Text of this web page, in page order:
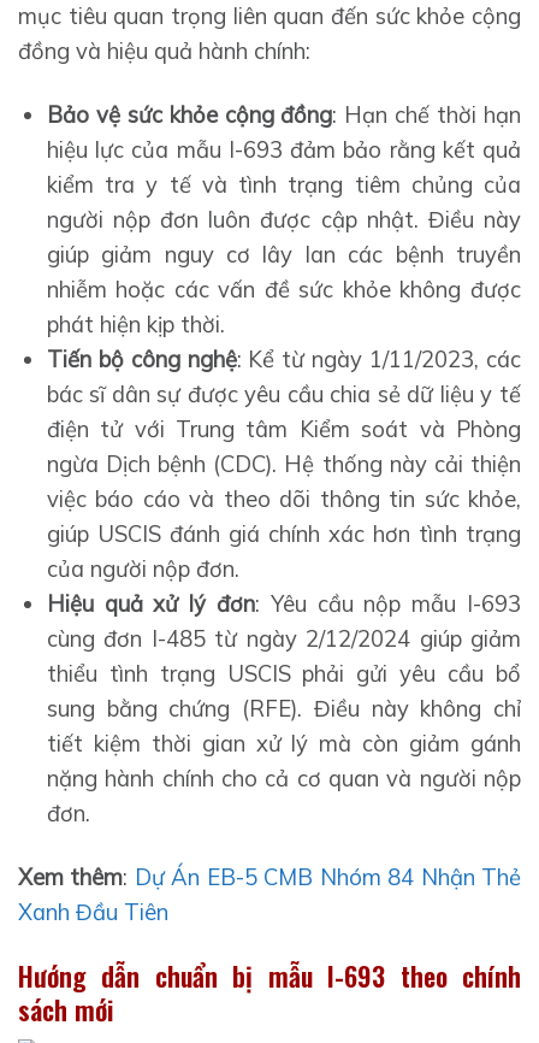
mục tiêu quan trọng liên quan đến sức khỏe cộng
đồng và hiệu quả hành chính:
Bảo vệ sức khỏe cộng đồng: Hạn chế thời hạn
hiệu lực của mẫu I-693 đảm bảo rằng kết quả
kiểm tra y tế và tình trạng tiêm chủng của
người nộp đơn luôn được cập nhật. Điều này
giúp giảm nguy cơ lây lan các bệnh truyền
nhiễm hoặc các vấn đề sức khỏe không được
phát hiện kịp thời.
Tiến bộ công nghệ: Kể từ ngày 1/11/2023, các
bác sĩ dân sự được yêu cầu chia sẻ dữ liệu y tế
điện tử với Trung tâm Kiểm soát và Phòng
ngừa Dịch bệnh (CDC). Hệ thống này cải thiện
việc báo cáo và theo dõi thông tin sức khỏe,
giúp USCIS đánh giá chính xác hơn tình trạng
của người nộp đơn.
Hiệu quả xử lý đơn: Yêu cầu nộp mẫu I-693
cùng đơn I-485 từ ngày 2/12/2024 giúp giảm
thiểu tình trạng USCIS phải gửi yêu cầu bổ
sung bằng chứng (RFE). Điều này không chỉ
tiết kiệm thời gian xử lý mà còn giảm gánh
nặng hành chính cho cả cơ quan và người nộp
đơn.
Xem thêm: Dự Án EB-5 CMB Nhóm 84 Nhận Thẻ
Xanh Đầu Tiên
Hướng dẫn chuẩn bị mẫu I-693 theo chính
sách mới